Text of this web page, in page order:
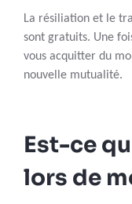
La résiliation et le
sont gratuits. Une
vous acquitter du
nouvelle mutualité.
Est-ce
lors de